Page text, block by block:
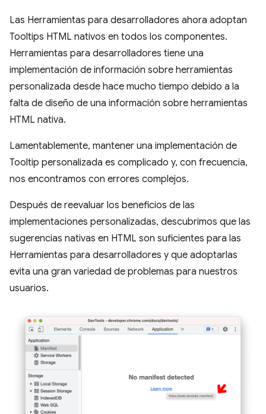
Las Herramientas para desarrolladores ahora adoptan
Tooltips HTML nativos en todos los componentes.
Herramientas para desarrolladores tiene una
implementación de información sobre herramientas
personalizada desde hace mucho tiempo debido a la
falta de diseño de una información sobre herramientas
HTML nativa.
Lamentablemente, mantener una implementación de
Tooltip personalizada es complicado y, con frecuencia,
nos encontramos con errores complejos.
Después de reevaluar los beneficios de las
implementaciones personalizadas, descubrimos que las
sugerencias nativas en HTML son suficientes para las
Herramientas para desarrolladores y que adoptarlas
evita una gran variedad de problemas para nuestros
usuarios.